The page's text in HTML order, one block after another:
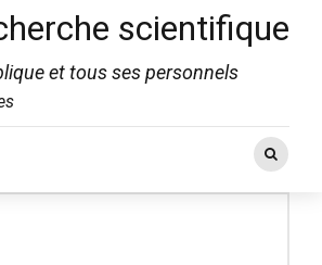
scientifique
et tous ses personnels